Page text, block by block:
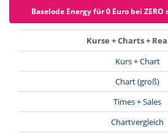
Baselode Energy für 0 Euro bei ZERO
Kurse + Charts +
Kurs + Chart
Chart (groß)
Times + Sales
Chartvergleich